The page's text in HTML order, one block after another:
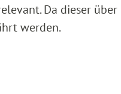
Da dieser über
werden.